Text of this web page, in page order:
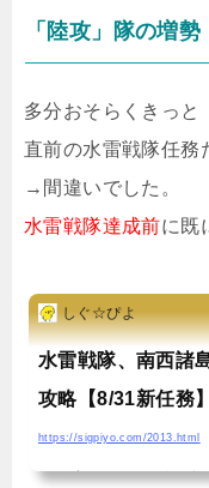
「陸攻」隊の増
多分おそらくきっと
直前の水雷戦隊任
→間違いでした。
水雷戦隊達成前に既
しぐ☆ぴよ
水雷戦隊、南西諸
攻略【8/31新任務】
https://sigpiyo.com/2013.html
こんばんは、しぐぴよで